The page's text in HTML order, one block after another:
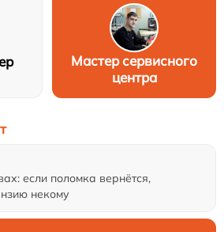
Мастер сервисного
центра
если поломка вернётся,
некому